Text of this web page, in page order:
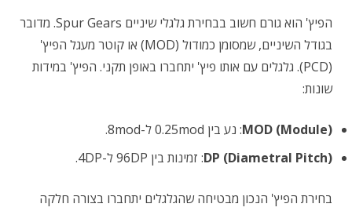
הפיץ' הוא גורם חשוב בבחירת גלגלי שיניים Spur Gears. מדובר
בגודל השיניים, שמסומן כמודול (MOD) או קוטר מעגל הפיץ'
(PCD). גלגלים עם אותו פיץ' יתחברו באופן תקני. הפיץ' במידות
שונות:
MOD (Module): נע בין 0.25mod ל-8mod.
DP (Diametral Pitch): זמינות בין 96DP ל-4DP.
בחירת הפיץ' הנכון מבטיחה שהגלגלים יתחברו בצורה חלקה